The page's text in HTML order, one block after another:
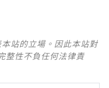
站的立場。因此本站對
整性不負任何法律責